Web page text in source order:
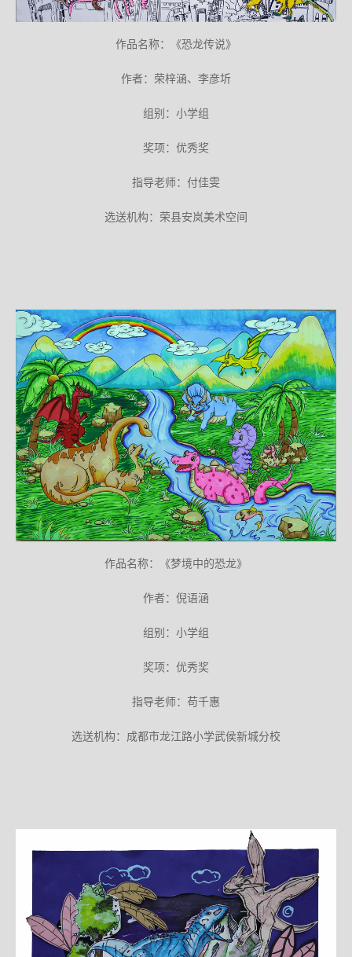
作品名称：《恐龙传说》
作者：荣梓涵、李彦圻
组别：小学组
奖项：优秀奖
指导老师：付佳雯
选送机构：荣县安岚美术空间
作品名称：《梦境中的恐龙》
作者：倪语涵
组别：小学组
奖项：优秀奖
指导老师：苟千惠
选送机构：成都市龙江路小学武侯新城分校